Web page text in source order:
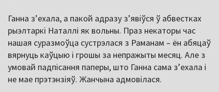
Ганна з’ехала, а пакой адразу з’явіўся ў абвестках
рыэлтаркі Наталлі як вольны. Праз некаторы час
нашая суразмоўца сустрэлася з Раманам – ён абяцаў
вярнуць каўцыю і грошы за непражыты месяц. Але з
умовай падпісання паперы, што Ганна сама з’ехала і
не мае прэтэнзіяў. Жанчына адмовілася.